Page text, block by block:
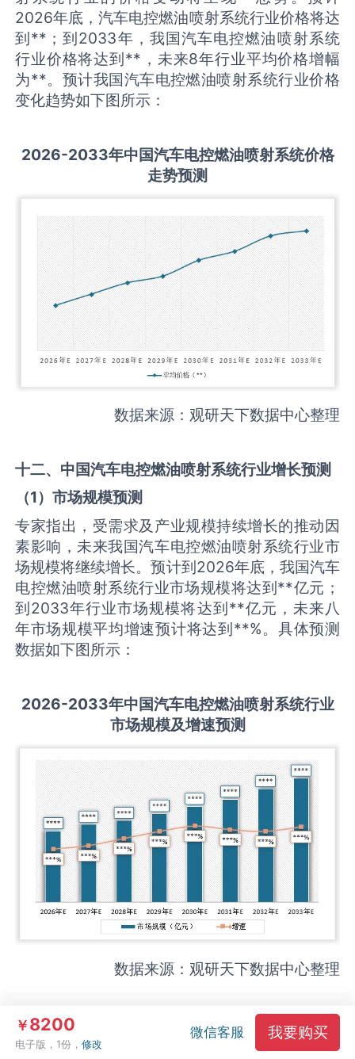
2026年底，汽车电控燃油喷射系统行业价格将达
到**；到2033年，我国汽车电控燃油喷射系统
行业价格将达到**，未来8年行业平均价格增幅
为**。预计我国汽车电控燃油喷射系统行业价格
变化趋势如下图所示：
2026-2033年中国汽车电控燃油喷射系统价格
走势预测
数据来源：观研天下数据中心整理
十二、中国汽车电控燃油喷射系统行业增长预测
（1）市场规模预测
专家指出，受需求及产业规模持续增长的推动因
素影响，未来我国汽车电控燃油喷射系统行业市
场规模将继续增长。预计到2026年底，我国汽车
电控燃油喷射系统行业市场规模将达到**亿元；
到2033年行业市场规模将达到**亿元，未来八
年市场规模平均增速预计将达到**%。具体预测
数据如下图所示：
2026-2033年中国汽车电控燃油喷射系统行业
市场规模及增速预测
数据来源：观研天下数据中心整理
（2）行业供需
综合来看，未来几年我国汽车电控燃油喷射系统
￥8200
电子版，1份，修改
微信客服 我要购买